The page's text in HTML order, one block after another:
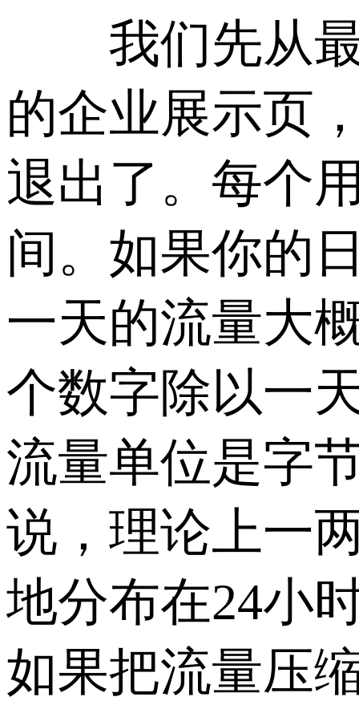
我们先从最
的企业展示页
退出了。每个
间。如果你的
一天的流量大
个数字除以一
流量单位是字
说，理论上一
地分布在24小
如果把流量压